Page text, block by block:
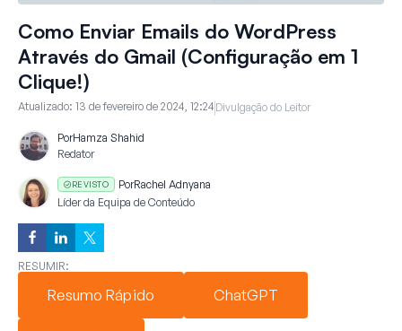
Como Enviar Emails do WordPress
Através do Gmail (Configuração em 1
Clique!)
Atualizado: 13 de fevereiro de 2024, 12:24 Divulgação do Leitor
PorHamza Shahid
Redator
REVISTO PorRachel Adnyana
Líder da Equipa de Conteúdo
RESUMIR:
Resumo Rápido ChatGPT